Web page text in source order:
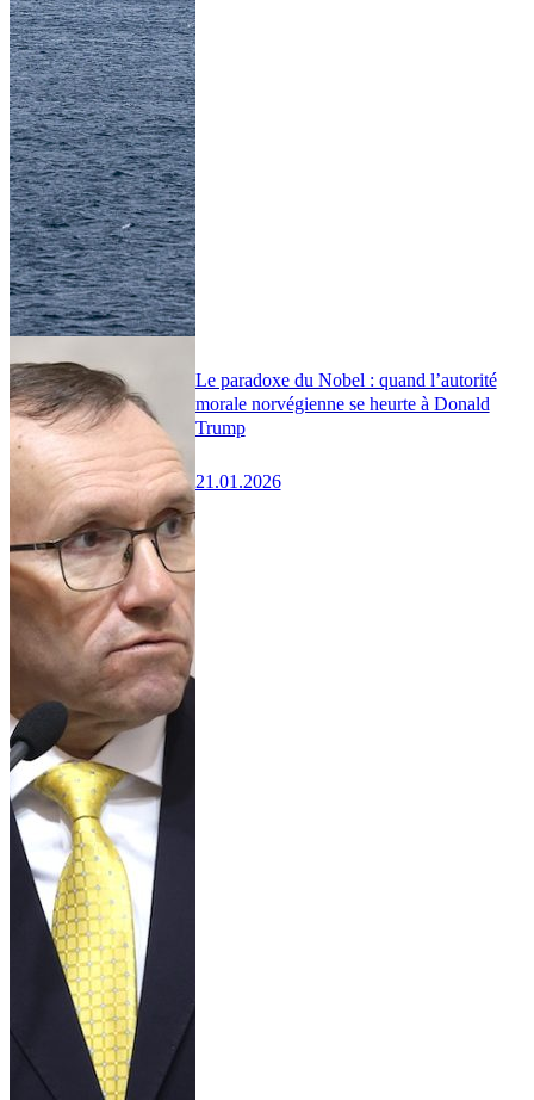
Le paradoxe du Nobel : quand l’autorité
morale norvégienne se heurte à Donald
Trump
21.01.2026